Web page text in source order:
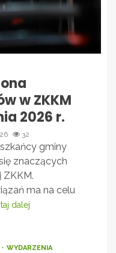
w ZKKM
2026 r.
32
gminy
znaczących
ZKKM.
ma na celu
dalej
WYDARZENIA